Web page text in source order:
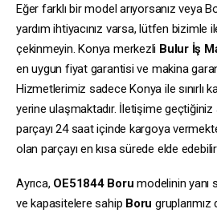
Eğer farklı bir model arıyorsanız veya
yardım ihtiyacınız varsa, lütfen bizimle
çekinmeyin. Konya merkezli Bulur İş
en uygun fiyat garantisi ve makina
Hizmetlerimiz sadece Konya ile sınırlı
yerine ulaşmaktadır. İletişime
parçayı 24 saat içinde kargoya
olan parçayı en kısa sürede elde
Ayrıca, OE51844 Boru modelinin yanı
ve kapasitelere sahip Boru gruplarımız